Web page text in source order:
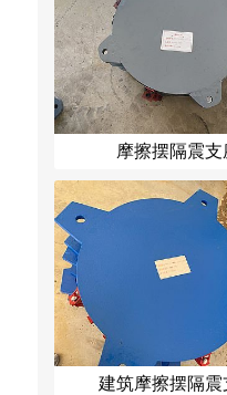
摩擦摆隔震支
建筑摩擦摆隔震